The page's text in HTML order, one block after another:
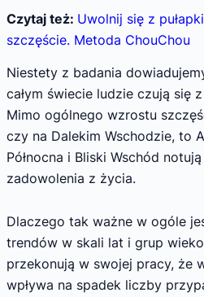
Czytaj też: Uwolnij się z
szczęście. Metoda ChouChou
Niestety z badania
całym świecie ludzie czują się
Mimo ogólnego wzrostu
czy na Dalekim Wschodzie, to
Północna i Bliski Wschód
zadowolenia z życia.
Dlaczego tak ważne w ogóle
trendów w skali lat i grup
przekonują w swojej pracy, że
wpływa na spadek liczby